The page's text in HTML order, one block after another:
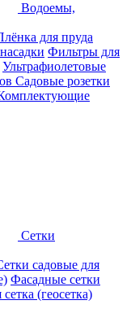
Водоемы,
для пруда
Фильтры для
Ультрафиолетовые
Садовые розетки
Сетки
садовые для
Фасадные сетки
(геосетка)